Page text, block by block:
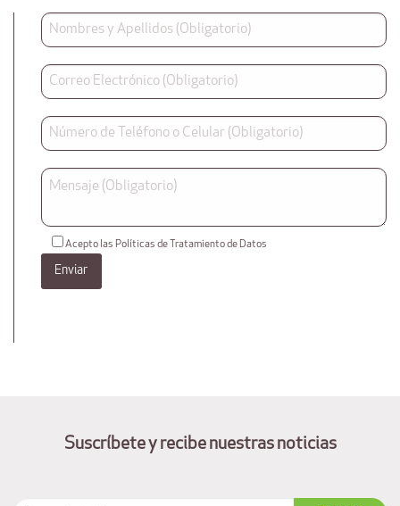
Acepto las Políticas de Tratamiento de Datos
Suscríbete y recibe nuestras noticias